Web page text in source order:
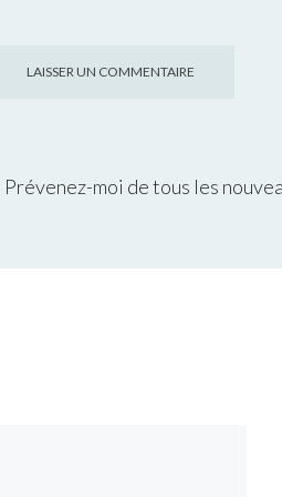
Prévenez-moi de tous les